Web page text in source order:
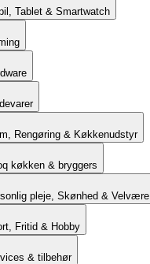
Tablet & Smartwatch
Rengøring & Køkkenudstyr
køkken & bryggers
pleje, Skønhed & Velvære
Fritid & Hobby
& tilbehør